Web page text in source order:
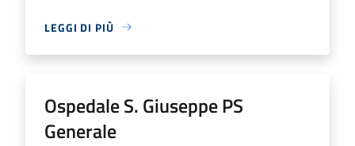
LEGGI DI PIÙ
Ospedale S. Giuseppe PS
Generale